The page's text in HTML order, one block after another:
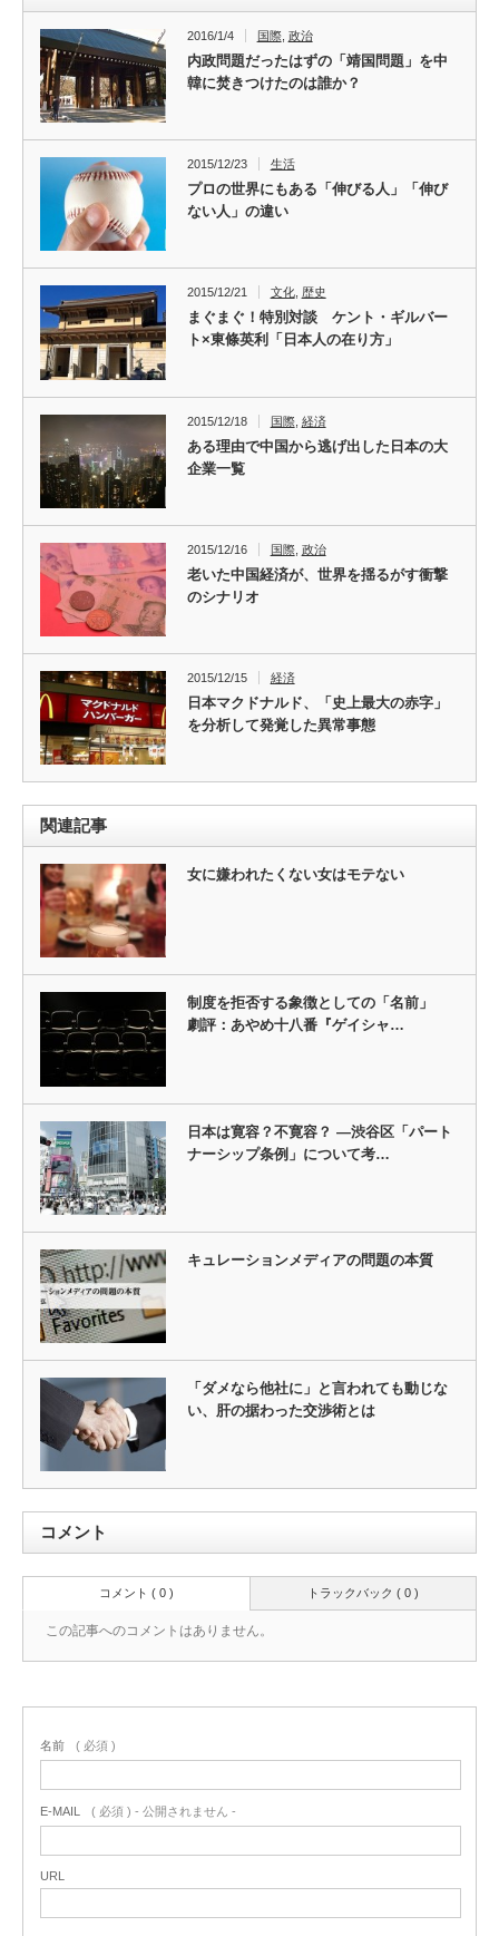
2016/1/4 国際, 政治
内政問題だったはずの「靖国問題」を中
韓に焚きつけたのは誰か？
2015/12/23 生活
プロの世界にもある「伸びる人」「伸び
ない人」の違い
2015/12/21 文化, 歴史
まぐまぐ！特別対談 ケント・ギルバー
ト×東條英利「日本人の在り方」
2015/12/18 国際, 経済
ある理由で中国から逃げ出した日本の大
企業一覧
2015/12/16 国際, 政治
老いた中国経済が、世界を揺るがす衝撃
のシナリオ
2015/12/15 経済
日本マクドナルド、「史上最大の赤字」
を分析して発覚した異常事態
関連記事
女に嫌われたくない女はモテない
制度を拒否する象徴としての「名前」
劇評：あやめ十八番『ゲイシャ…
日本は寛容？不寛容？ ―渋谷区「パート
ナーシップ条例」について考…
キュレーションメディアの問題の本質
「ダメなら他社に」と言われても動じな
い、肝の据わった交渉術とは
コメント
トラックバック ( 0 )
コメント ( 0 )
この記事へのコメントはありません。
名前 ( 必須 )
E-MAIL ( 必須 ) - 公開されません -
URL